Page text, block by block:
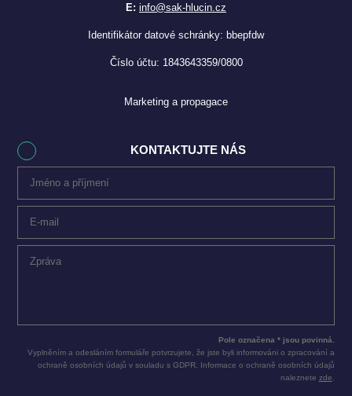
E: info@sak-hlucin.cz
Identifikátor datové schránky: bbepfdw
Číslo účtu: 1843643359/0800
Marketing a propagace
KONTAKTUJTE NÁS
Pole označena * jsou povinná.
Vyplněním a odesláním formuláře potvrzujete, že jste byli informováni o zpracování a
ochraně osobních údajů v souladu s GDPR. Informace o ochraně osobních údajů
naleznete zde